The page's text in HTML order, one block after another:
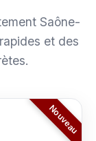
Saône-
et des